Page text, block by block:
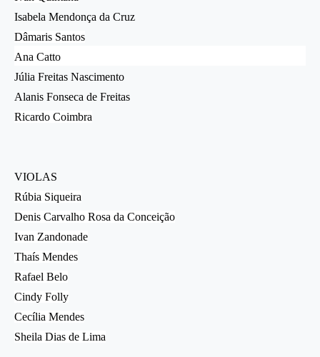
Isabela Mendonça da Cruz
Dâmaris Santos
Ana Catto
Júlia Freitas Nascimento
Alanis Fonseca de Freitas
Ricardo Coimbra
VIOLAS
Rúbia Siqueira
Denis Carvalho Rosa da Conceição
Ivan Zandonade
Thaís Mendes
Rafael Belo
Cindy Folly
Cecília Mendes
Sheila Dias de Lima